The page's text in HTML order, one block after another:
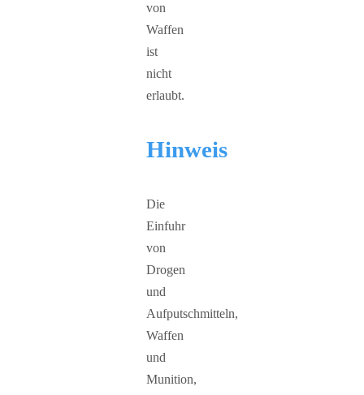
von
Waffen
ist
nicht
erlaubt.
Hinweis
Die
Einfuhr
von
Drogen
und
Aufputschmitteln,
Waffen
und
Munition,